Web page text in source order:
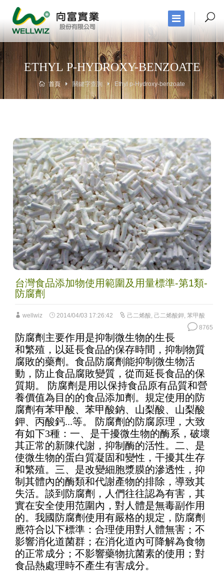
ETHYL P-HYDROXY-BENZOATE
首頁 關鍵字查詢 Ethyl p-Hydroxy-benzoate
台灣食品添加物使用範圍及用量標準-第1類-
防腐劑
wellwiz 2014/04/03 17:26:42 己二烯酸, 己二烯酸鉀, 苯甲酸
8765
防腐劑主要作用是抑制微生物的生長
和繁殖，以延長食品的保存時間，抑制物質
腐敗的藥劑。食品防腐劑能抑制微生物活
動，防止食品腐敗變質，從而延長食品的保
質期。 防腐劑是用以保持食品原有品質和營
養價值為目的的食品添加劑。規定使用的防
腐劑有苯甲酸、苯甲酸鈉、山梨酸、山梨酸
鉀、丙酸鈣...等。 防腐劑的防腐原理，大致
有如下3種：一、是干擾微生物的酶系，破壞
其正常的新陳代謝，抑制酶的活性。二、是
使微生物的蛋白質凝固和變性，干擾其生存
和繁殖。三、是改變細胞漿膜的滲透性，抑
制其體內的酶類和代謝產物的排除，導致其
失活。談到防腐劑，人們往往認為有害，其
實在安全使用范圍內，對人體是無毒副作用
的。我國防腐劑使用有嚴格的規定，防腐劑
應符合以下標準：合理使用對人體無害；不
影響消化道菌群；在消化道內可降解為食物
的正常成分；不影響藥物抗菌素的使用；對
食品熱處理時不產生有害成分。